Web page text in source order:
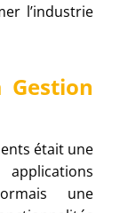
l’industrie
était une
une